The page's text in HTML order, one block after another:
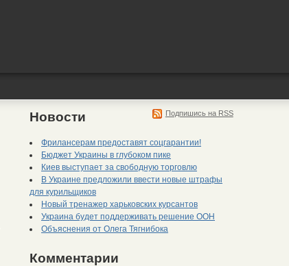
Подпишись на RSS
Новости
Фрилансерам предоставят соцгарантии!
Бюджет Украины в глубоком пике
Киев выступает за свободную торговлю
В Украине предложили ввести новые штрафы
для курильщиков
Новый тренажер харьковских курсантов
Украина будет поддерживать решение ООН
Объяснения от Олега Тягнибока
Комментарии